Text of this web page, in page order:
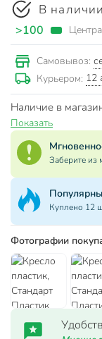
В наличии
>100
Самовывоз:
Курьером: 12
Наличие в
Показать
Заберите из
Куплено 12
Фотографии